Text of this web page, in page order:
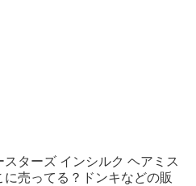
スターズ インシルク ヘアミス
に売ってる？ドンキなどの販